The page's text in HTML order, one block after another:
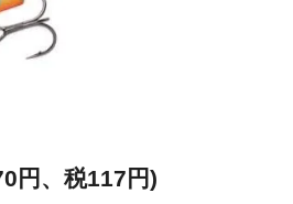
円、税117円)